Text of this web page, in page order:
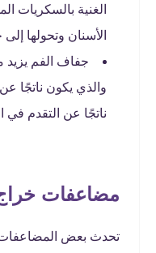
الغنية بالسكريات
الأسنان وتحولها
جفاف الفم
والذي يكون ناتجًا
ناتجًا عن التقدم في
مضاعفات
تحدث بعض المضاعفات